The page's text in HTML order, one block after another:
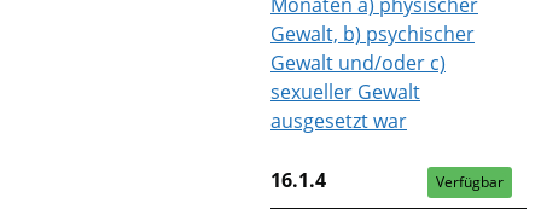
Gewalt, b) psychischer
Gewalt und/oder c)
sexueller Gewalt
ausgesetzt war
16.1.4 Verfügbar